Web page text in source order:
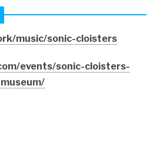
music/sonic-cloisters
events/sonic-cloisters-